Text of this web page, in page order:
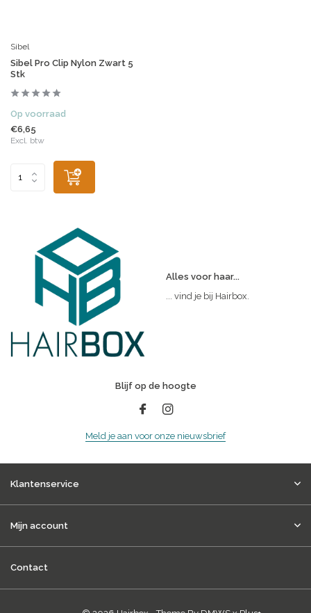
Sibel
Sibel Pro Clip Nylon Zwart 5
Stk
Op voorraad
€6,65
Excl. btw
Alles voor haar...
... vind je bij Hairbox.
Blijf op de hoogte
Meld je aan voor onze nieuwsbrief
Klantenservice
Mijn account
Contact